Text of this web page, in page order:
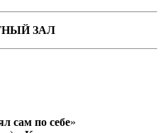
ЗАЛ
сам по себе»